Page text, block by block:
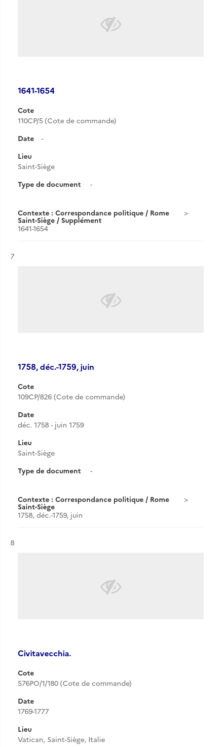
1641-1654
Cote
110CP/5 (Cote de commande)
Date
-
Lieu
Saint-Siège
Type de document
-
Contexte : Correspondance politique / Rome
Saint-Siège / Supplément
1641-1654
Résultat n°
7
1758, déc.-1759, juin
Cote
109CP/826 (Cote de commande)
Date
déc. 1758 - juin 1759
Lieu
Saint-Siège
Type de document
-
Contexte : Correspondance politique / Rome
Saint-Siège
1758, déc.-1759, juin
Résultat n°
8
Civitavecchia.
Cote
576PO/1/180 (Cote de commande)
Date
1769-1777
Lieu
Vatican, Saint-Siège, Italie